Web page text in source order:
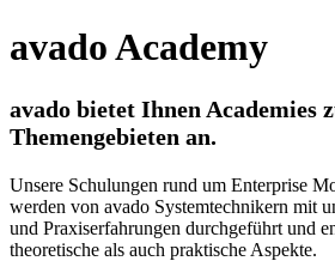
avado Academy
avado bietet Ihnen Academies
Themengebieten an.
Unsere Schulungen rund um Enterprise
werden von avado Systemtechnikern mit
und Praxiserfahrungen durchgeführt und
theoretische als auch praktische Aspekte.